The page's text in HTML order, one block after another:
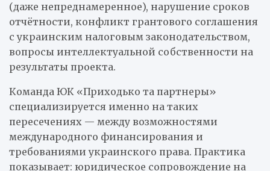
(даже непреднамеренное), нарушение сроков
отчётности, конфликт грантового соглашения
с украинским налоговым законодательством,
вопросы интеллектуальной собственности на
результаты проекта.
Команда ЮК «Приходько та партнеры»
специализируется именно на таких
пересечениях — между возможностями
международного финансирования и
требованиями украинского права. Практика
показывает: юридическое сопровождение на